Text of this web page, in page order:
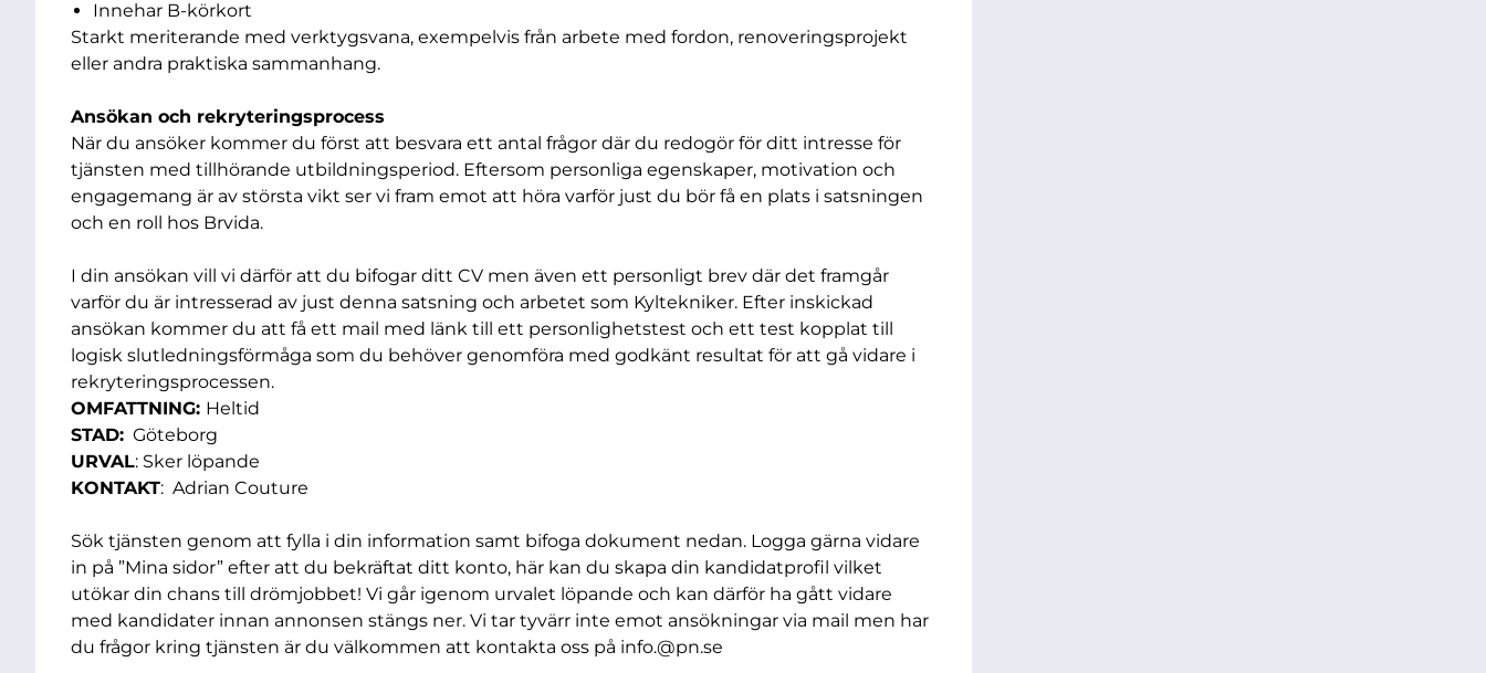
Innehar B-körkort
Starkt meriterande med verktygsvana, exempelvis från arbete med fordon, renoveringsprojekt
eller andra praktiska sammanhang.
Ansökan och rekryteringsprocess
När du ansöker kommer du först att besvara ett antal frågor där du redogör för ditt intresse för
tjänsten med tillhörande utbildningsperiod. Eftersom personliga egenskaper, motivation och
engagemang är av största vikt ser vi fram emot att höra varför just du bör få en plats i satsningen
och en roll hos Brvida.
I din ansökan vill vi därför att du bifogar ditt CV men även ett personligt brev där det framgår
varför du är intresserad av just denna satsning och arbetet som Kyltekniker. Efter inskickad
ansökan kommer du att få ett mail med länk till ett personlighetstest och ett test kopplat till
logisk slutledningsförmåga som du behöver genomföra med godkänt resultat för att gå vidare i
rekryteringsprocessen.
OMFATTNING: Heltid
STAD: Göteborg
URVAL: Sker löpande
KONTAKT: Adrian Couture
Sök tjänsten genom att fylla i din information samt bifoga dokument nedan. Logga gärna vidare
in på ”Mina sidor” efter att du bekräftat ditt konto, här kan du skapa din kandidatprofil vilket
utökar din chans till drömjobbet! Vi går igenom urvalet löpande och kan därför ha gått vidare
med kandidater innan annonsen stängs ner. Vi tar tyvärr inte emot ansökningar via mail men har
du frågor kring tjänsten är du välkommen att kontakta oss på info.@pn.se